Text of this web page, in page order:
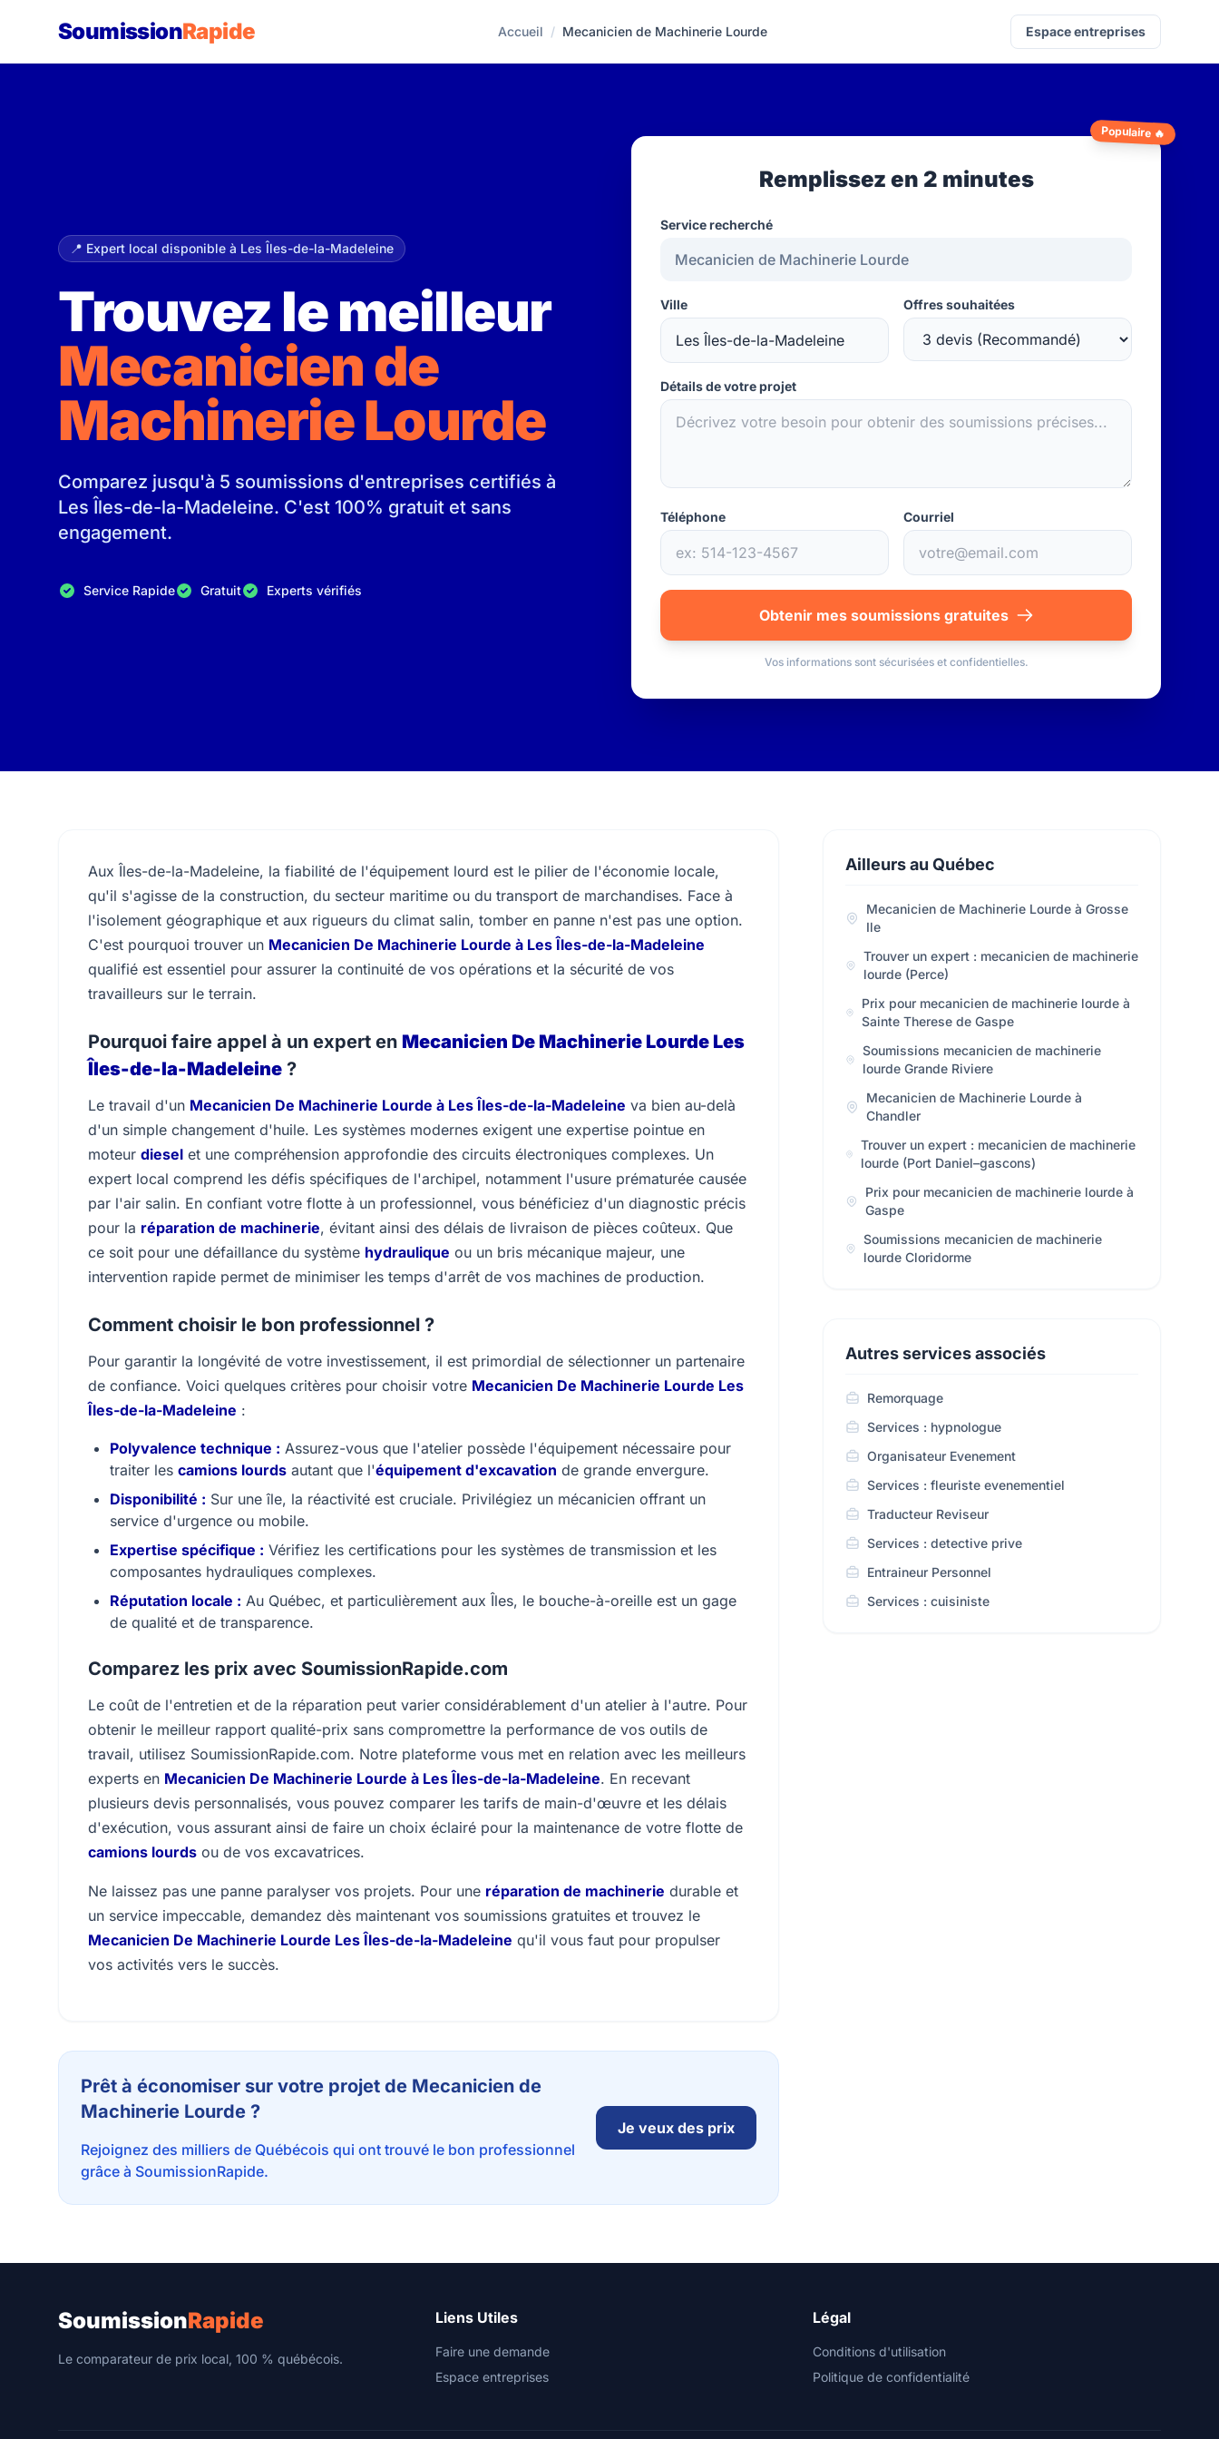
SoumissionRapide Accueil / Mecanicien de Machinerie Lourde Espace entreprises
📍 Expert local disponible à Les Îles-de-la-Madeleine
Trouvez le meilleur
Mecanicien de
Machinerie Lourde
Comparez jusqu'à 5 soumissions d'entreprises certifiés à
Les Îles-de-la-Madeleine. C'est 100% gratuit et sans
engagement.
Service Rapide Gratuit Experts vérifiés
Populaire 🔥
Remplissez en 2 minutes
Service recherché
Ville Offres souhaitées
Détails de votre projet
Téléphone Courriel
Obtenir mes soumissions gratuites
Vos informations sont sécurisées et confidentielles.
Aux Îles-de-la-Madeleine, la fiabilité de l'équipement lourd est le pilier de l'économie locale,
qu'il s'agisse de la construction, du secteur maritime ou du transport de marchandises. Face à
l'isolement géographique et aux rigueurs du climat salin, tomber en panne n'est pas une option.
C'est pourquoi trouver un Mecanicien De Machinerie Lourde à Les Îles-de-la-Madeleine
qualifié est essentiel pour assurer la continuité de vos opérations et la sécurité de vos
travailleurs sur le terrain.
Pourquoi faire appel à un expert en Mecanicien De Machinerie Lourde Les
Îles-de-la-Madeleine ?
Le travail d'un Mecanicien De Machinerie Lourde à Les Îles-de-la-Madeleine va bien au-delà
d'un simple changement d'huile. Les systèmes modernes exigent une expertise pointue en
moteur diesel et une compréhension approfondie des circuits électroniques complexes. Un
expert local comprend les défis spécifiques de l'archipel, notamment l'usure prématurée causée
par l'air salin. En confiant votre flotte à un professionnel, vous bénéficiez d'un diagnostic précis
pour la réparation de machinerie, évitant ainsi des délais de livraison de pièces coûteux. Que
ce soit pour une défaillance du système hydraulique ou un bris mécanique majeur, une
intervention rapide permet de minimiser les temps d'arrêt de vos machines de production.
Comment choisir le bon professionnel ?
Pour garantir la longévité de votre investissement, il est primordial de sélectionner un partenaire
de confiance. Voici quelques critères pour choisir votre Mecanicien De Machinerie Lourde Les
Îles-de-la-Madeleine :
Polyvalence technique : Assurez-vous que l'atelier possède l'équipement nécessaire pour
traiter les camions lourds autant que l'équipement d'excavation de grande envergure.
Disponibilité : Sur une île, la réactivité est cruciale. Privilégiez un mécanicien offrant un
service d'urgence ou mobile.
Expertise spécifique : Vérifiez les certifications pour les systèmes de transmission et les
composantes hydrauliques complexes.
Réputation locale : Au Québec, et particulièrement aux Îles, le bouche-à-oreille est un gage
de qualité et de transparence.
Comparez les prix avec SoumissionRapide.com
Le coût de l'entretien et de la réparation peut varier considérablement d'un atelier à l'autre. Pour
obtenir le meilleur rapport qualité-prix sans compromettre la performance de vos outils de
travail, utilisez SoumissionRapide.com. Notre plateforme vous met en relation avec les meilleurs
experts en Mecanicien De Machinerie Lourde à Les Îles-de-la-Madeleine. En recevant
plusieurs devis personnalisés, vous pouvez comparer les tarifs de main-d'œuvre et les délais
d'exécution, vous assurant ainsi de faire un choix éclairé pour la maintenance de votre flotte de
camions lourds ou de vos excavatrices.
Ne laissez pas une panne paralyser vos projets. Pour une réparation de machinerie durable et
un service impeccable, demandez dès maintenant vos soumissions gratuites et trouvez le
Mecanicien De Machinerie Lourde Les Îles-de-la-Madeleine qu'il vous faut pour propulser
vos activités vers le succès.
Prêt à économiser sur votre projet de Mecanicien de
Machinerie Lourde ?
Rejoignez des milliers de Québécois qui ont trouvé le bon professionnel
grâce à SoumissionRapide.
Je veux des prix
Ailleurs au Québec
Mecanicien de Machinerie Lourde à Grosse
Ile
Trouver un expert : mecanicien de machinerie
lourde (Perce)
Prix pour mecanicien de machinerie lourde à
Sainte Therese de Gaspe
Soumissions mecanicien de machinerie
lourde Grande Riviere
Mecanicien de Machinerie Lourde à
Chandler
Trouver un expert : mecanicien de machinerie
lourde (Port Daniel–gascons)
Prix pour mecanicien de machinerie lourde à
Gaspe
Soumissions mecanicien de machinerie
lourde Cloridorme
Autres services associés
Remorquage
Services : hypnologue
Organisateur Evenement
Services : fleuriste evenementiel
Traducteur Reviseur
Services : detective prive
Entraineur Personnel
Services : cuisiniste
SoumissionRapide
Le comparateur de prix local, 100 % québécois.
Liens Utiles
Faire une demande
Espace entreprises
Légal
Conditions d'utilisation
Politique de confidentialité